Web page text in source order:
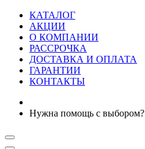
КАТАЛОГ
АКЦИИ
О КОМПАНИИ
РАССРОЧКА
ДОСТАВКА И ОПЛАТА
ГАРАНТИИ
КОНТАКТЫ
Нужна помощь с выбором?